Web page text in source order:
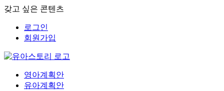
갖고 싶은 콘텐츠
로그인
회원가입
영아계획안
유아계획안